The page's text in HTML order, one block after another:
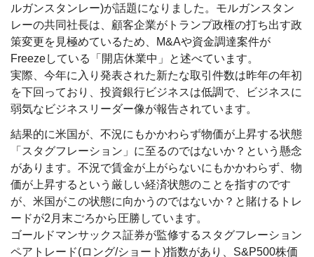
ルガンスタンレー)が話題になりました。モルガンスタン
レーの共同社長は、顧客企業がトランプ政権の打ち出す政
策変更を見極めているため、M&Aや資金調達案件が
Freezeしている「開店休業中」と述べています。
実際、今年に入り発表された新たな取引件数は昨年の年初
を下回っており、投資銀行ビジネスは低調で、ビジネスに
弱気なビジネスリーダー像が報告されています。
結果的に米国が、不況にもかかわらず物価が上昇する状態
「スタグフレーション」に至るのではないか？という懸念
があります。不況で賃金が上がらないにもかかわらず、物
価が上昇するという厳しい経済状態のことを指すのです
が、米国がこの状態に向かうのではないか？と賭けるトレ
ードが2月末ごろから圧勝しています。
ゴールドマンサックス証券が監修するスタグフレーション
ペアトレード(ロング/ショート)指数があり、S&P500株価